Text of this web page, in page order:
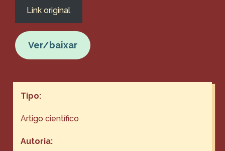
Link original
Ver/baixar
Tipo:
Artigo científico
Autoria: